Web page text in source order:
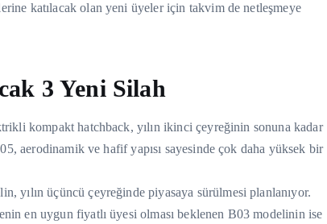
katılacak olan yeni üyeler için takvim de netleşmeye
3 Yeni Silah
kompakt hatchback, yılın ikinci çeyreğinin sonuna kadar
aerodinamik ve hafif yapısı sayesinde çok daha yüksek bir
yılın üçüncü çeyreğinde piyasaya sürülmesi planlanıyor.
en uygun fiyatlı üyesi olması beklenen B03 modelinin ise